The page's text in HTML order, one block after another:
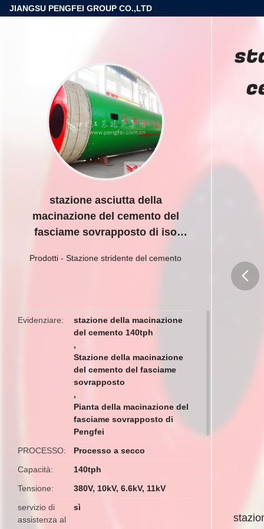
JIANGSU PENGFEI GROUP CO.,LTD
stazione asciutta della
macinazione del cemento del
fasciame sovrapposto di iso
Prodotti - Stazione stridente del cemento
Evidenziare
stazione della macinazione
del cemento 140tph
,
Stazione della macinazione
del cemento del fasciame
sovrapposto
,
Pianta della macinazione del
fasciame sovrapposto di
Pengfei
PROCESSO
Processo a secco
Capacità
140tph
Tensione
380V, 10kV, 6.6kV, 11kV
servizio di
assistenza al
sì